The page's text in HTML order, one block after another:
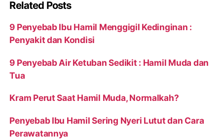
Related Posts
9 Penyebab Ibu Hamil Menggigil Kedinginan :
Penyakit dan Kondisi
9 Penyebab Air Ketuban Sedikit : Hamil Muda dan
Tua
Kram Perut Saat Hamil Muda, Normalkah?
Penyebab Ibu Hamil Sering Nyeri Lutut dan Cara
Perawatannya